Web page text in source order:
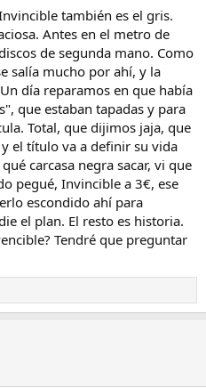
de vinilo (en casa aún no
todos eran de Michael.
In Your Life, The Best Of
Of Michael Jackson, Looking Back
Take Me (que era Farewell My
el séptimo... no lo recuerdo. Cada
pesetas para un total de 2450.
de unas bambas (o
el equipo, con su mueble de
un lugar en mi habitación que
años. Que grandes momentos
el reproductor de Cd's (el
compré mi primer cd que no fue
Jackson. Hasta aquel
de cassette y desde
comprarme vinilos y cd's se
Discos Balada, Discos Impacto,
también es el gris.
Antes en el metro de
de segunda mano. Como
salía mucho por ahí, y la
día reparamos en que había
que estaban tapadas y para
Total, que dijimos jaja, que
el título va a definir su vida
carcasa negra sacar, vi que
pegué, Invincible a 3€, ese
escondido ahí para
el plan. El resto es historia.
Tendré que preguntar